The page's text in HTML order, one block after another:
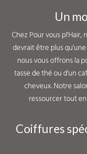
Un
Chez Pour vous
devrait être plus
nous vous offrons la
tasse de thé ou d'un
cheveux. Notre
ressourcer tout
Coiffures